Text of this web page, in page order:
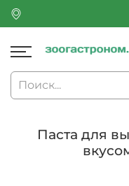
Паста для